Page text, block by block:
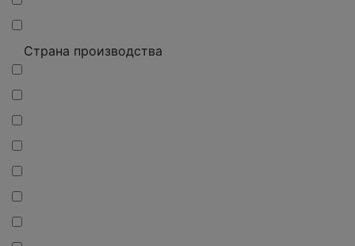
Страна производства